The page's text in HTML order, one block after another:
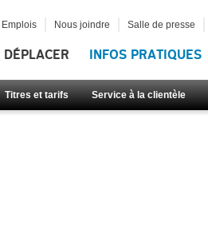
DÉPLACER INFOS PRATIQUES
Titres et tarifs Service à la clientèle
Emplois Nous joindre Salle de presse